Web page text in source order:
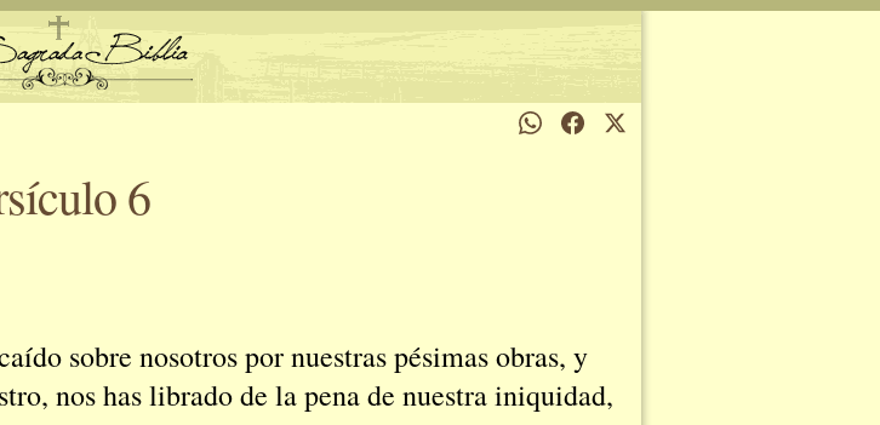
6
sobre nosotros por nuestras pésimas obras, y
nos has librado de la pena de nuestra iniquidad,